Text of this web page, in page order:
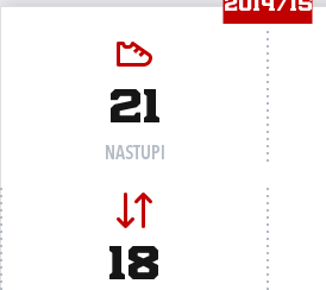
2014/15
21
NASTUPI
18